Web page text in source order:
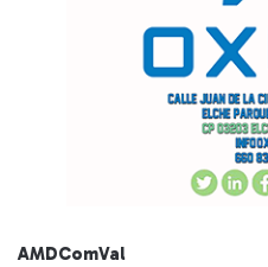
AMDComVal